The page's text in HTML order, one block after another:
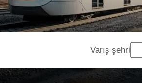
Varış şehri